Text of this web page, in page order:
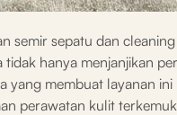
semir sepatu dan
hanya menjanjikan
yang membuat layanan
perawatan kulit